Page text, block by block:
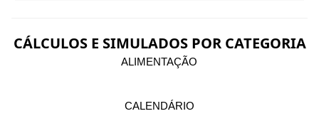
CÁLCULOS E SIMULADOS POR CATEGORIA
ALIMENTAÇÃO
CALENDÁRIO